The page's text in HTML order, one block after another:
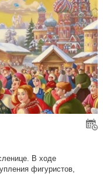
В ходе
фигуристов,